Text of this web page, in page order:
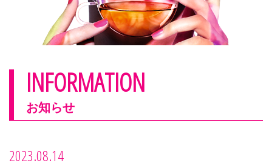
INFORMATION
お知らせ
2023.08.14